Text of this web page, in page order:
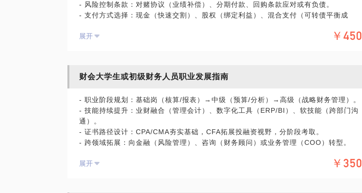
3. 合规底线思维：明确法律红线（如发票流规范、股权代持协议），为资本化铺路。
3. 全链路风险管理
- 风险分级防控：划分高/中/低风险等级（如政策合规、资金链断裂、艺人舆情），制定
- 制作风险管控：合同规范化、成本动态监控、技术备份方案应对拍摄中断。
- 用户价值深耕：通过数据仪表盘（如CAC/LTV）优化用户体验，提升粘性。
5. 出海短剧转型
- 本土化策略：
- 内容嫁接：融合中式“爽感”叙事与欧美超自然元素（如狼人、吸血鬼）。
- 制作模式：欧美市场采用“海外拍摄+本地团队”，东南亚/中东侧重译制或外籍演员国内
拍摄。
- 风险控制条款：对赌协议（业绩补偿）、分期付款、回购条款应对或有负债。
- 支付方式选择：现金（快速交割）、股权（绑定利益）、混合支付（可转债平衡成
- 投后整合：业务协同（技术/市场资源）、商誉减值预防（动态业绩监控）。
展开 ￥450
财会大学生或初级财务人员职业发展指南
- 职业阶段规划：基础岗（核算/报表）→中级（预算/分析）→高级（战略财务管理）。
- 技能持续提升：业财融合（管理会计）、数字化工具（ERP/BI）、软技能（跨部门沟
通）。
- 证书路径设计：CPA/CMA夯实基础，CFA拓展投融资视野，分阶段考取。
- 跨领域拓展：向金融（风险管理）、咨询（财务顾问）或业务管理（COO）转型。
展开
￥350